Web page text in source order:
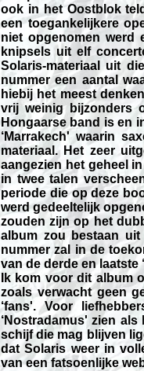
ook in het Oostblok
een toegankelijkere
niet opgenomen werd
knipsels uit elf
Solaris-materiaal uit
nummer een aantal
hiebij het meest
vrij weinig bijzonders
Hongaarse band is en
‘Marrakech' waarin
materiaal. Het zeer
aangezien het geheel
in twee talen
periode die op deze
werd gedeeltelijk
zouden zijn op het
album zou bestaan uit
nummer zal in de
van de derde en laatste
Ik kom voor dit album
zoals verwacht geen
‘fans'. Voor
‘Nostradamus' zien
schijf die mag blijven
dat Solaris weer in
van een fatsoenlijke